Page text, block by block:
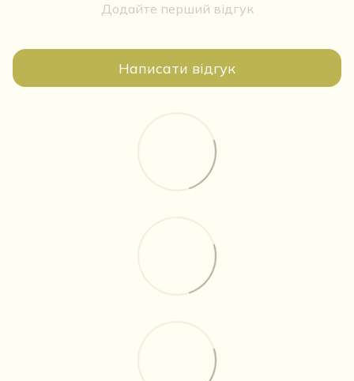
Додайте перший відгук
Написати відгук